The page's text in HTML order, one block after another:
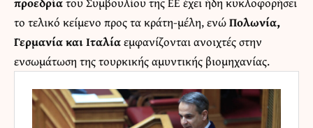
το τελικό κείμενο προς τα κράτη-μέλη, ενώΠολωνία,
Γερμανία και Ιταλίαεμφανίζονται ανοιχτές στην
ενσωμάτωση της τουρκικής αμυντικής βιομηχανίας.